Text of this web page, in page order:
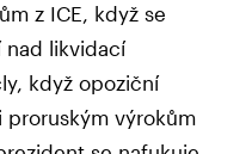
z ICE, když se
nad likvidací
když opoziční
výrokům